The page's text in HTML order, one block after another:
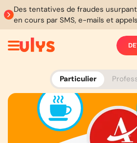
Des tentatives de fraudes
en cours par SMS, e-mails et
Particulier